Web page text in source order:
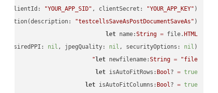
(clientId: "YOUR_APP_SID" , clientSecret: "YOUR_APP_KEY" );
"testcellsSaveAsPostDocumentSaveAs" )
let name:String = file. HTML
, desiredPPI: nil , jpegQuality: nil , securityOptions: nil )
let newfilename:String =
"file"
let isAutoFitRows: Bool? = true
let isAutoFitColumns: Bool? = true